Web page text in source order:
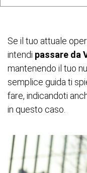
Se il tuo attuale
intendi passare da
mantenendo il tuo
semplice guida ti
fare, indicandoti
in questo caso.